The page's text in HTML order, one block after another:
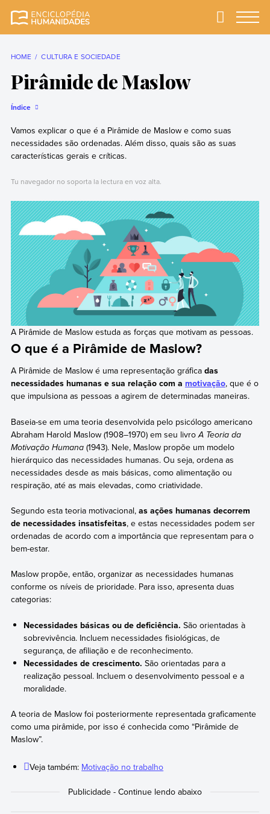
completa e mais
Primary
HOME CULTURA E SOCIEDADE
Pirâmide de Maslow
Índice
Vamos explicar o que é a Pirâmide de Maslow e como suas
necessidades são ordenadas. Além disso, quais são as suas
características gerais e críticas.
Tu navegador no soporta la lectura en voz alta.
A Pirâmide de Maslow estuda as forças que motivam as pessoas.
O que é a Pirâmide de Maslow?
A Pirâmide de Maslow é uma representação gráfica das
necessidades humanas e sua relação com a motivação, que é o
que impulsiona as pessoas a agirem de determinadas maneiras.
Baseia-se em uma teoria desenvolvida pelo psicólogo americano
Abraham Harold Maslow (1908–1970) em seu livroA Teoria da
Motivação Humana(1943). Nele, Maslow propõe um modelo
hierárquico das necessidades humanas. Ou seja, ordena as
necessidades desde as mais básicas, como alimentação ou
respiração, até as mais elevadas, como criatividade.
Segundo esta teoria motivacional, as ações humanas decorrem
de necessidades insatisfeitas, e estas necessidades podem ser
ordenadas de acordo com a importância que representam para o
bem-estar.
Maslow propõe, então, organizar as necessidades humanas
conforme os níveis de prioridade. Para isso, apresenta duas
categorias:
Necessidades básicas ou de deficiência. São orientadas à
sobrevivência. Incluem necessidades fisiológicas, de
segurança, de afiliação e de reconhecimento.
Necessidades de crescimento. São orientadas para a
realização pessoal. Incluem o desenvolvimento pessoal e a
moralidade.
A teoria de Maslow foi posteriormente representada graficamente
como uma pirâmide, por isso é conhecida como “Pirâmide de
Maslow”.
Veja também: Motivação no trabalho